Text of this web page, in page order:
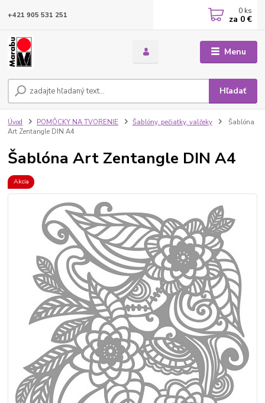
Menu
Hľadať
+421 905 531 251 0 ks
za 0 €
Úvod POMÔCKY NA TVORENIE Šablóny, pečiatky, valčeky
Šablóna
Art Zentangle DIN A4
Šablóna Art Zentangle DIN A4
Akcia